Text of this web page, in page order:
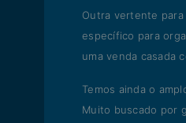
Outra vertente
específico para
uma venda casada
Temos ainda o
Muito buscado por